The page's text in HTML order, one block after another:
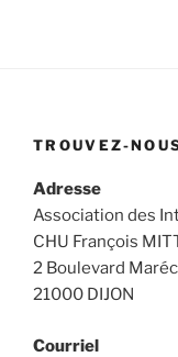
TROUVEZ-
Adresse
Association des
CHU François
2 Boulevard
21000 DIJON
Courriel